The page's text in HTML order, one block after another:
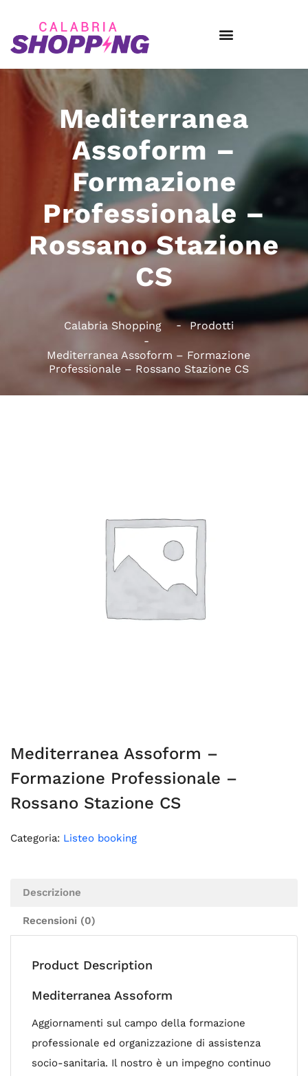
Mediterranea
Assoform –
Formazione
Professionale –
Rossano Stazione
CS
Calabria Shopping Prodotti
Mediterranea Assoform – Formazione
Professionale – Rossano Stazione CS
Mediterranea Assoform –
Formazione Professionale –
Rossano Stazione CS
Categoria: Listeo booking
Descrizione
Recensioni (0)
Product Description
Mediterranea Assoform
Aggiornamenti sul campo della formazione
professionale ed organizzazione di assistenza
socio-sanitaria. Il nostro è un impegno continuo